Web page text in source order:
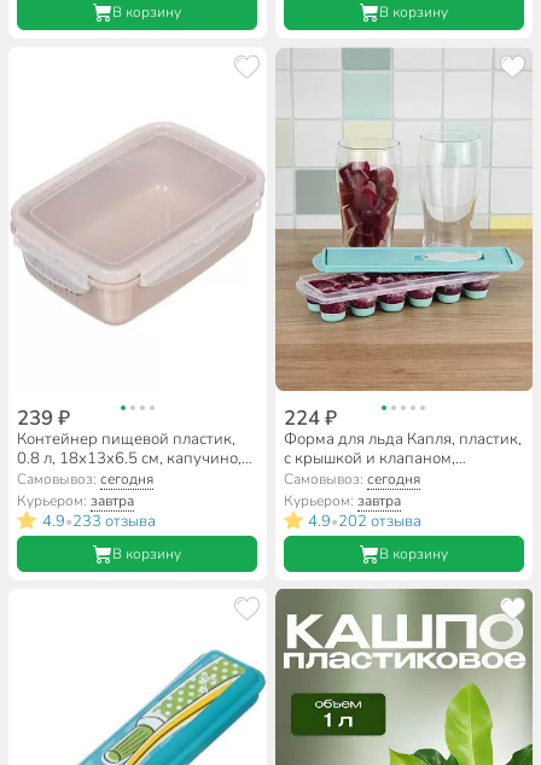
В корзину В корзину
239 ₽
Контейнер пищевой пластик,
0.8 л, 18х13х6.5 см, капучино,
прямоугольный, Idea, Фреш, М
1422
Самовывоз:сегодня
Курьером:завтра
4.9•233 отзыва
В корзину
224 ₽
Форма для льда Капля, пластик,
с крышкой и клапаном,
аквамарин, Idea, М 1250
Самовывоз: сегодня
Курьером: завтра
4.9•202 отзыва
В корзину